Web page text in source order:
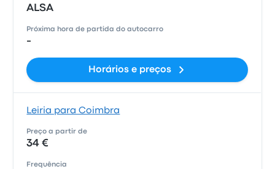
ALSA
Próxima hora de partida do autocarro
-
Horários e preços
Leiria para Coimbra
Preço a partir de
34 €
Frequência